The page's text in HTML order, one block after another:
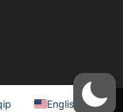
English